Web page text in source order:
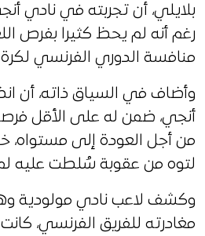
بلايلي، أن تجربته في نادي
رغم أنه لم يحظ كثيرا بفرص
منافسة الدوري الفرنسي
وأضاف في السياق ذاته، أن
أنجي، ضمن له على الأقل
من أجل العودة إلى مستواه،
لتوه من عقوبة سُلطت عليه
وكشف لاعب نادي مولودية
مغادرته للفريق الفرنسي،